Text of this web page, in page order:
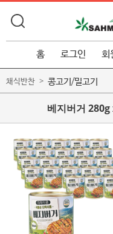
홈 로그인 회
채식반찬 콩고기/밀고기
베지버거